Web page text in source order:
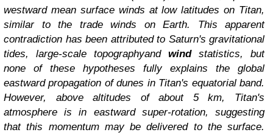
westward mean surface winds at low latitudes on Titan,
similar to the trade winds on Earth. This apparent
contradiction has been attributed to Saturn's gravitational
tides, large-scale topographyand windstatistics, but
none of these hypotheses fully explains the global
eastward propagation of dunes in Titan's equatorial band.
However, above altitudes of about 5 km, Titan's
atmosphere is in eastward super-rotation, suggesting
that this momentum may be delivered to the surface.